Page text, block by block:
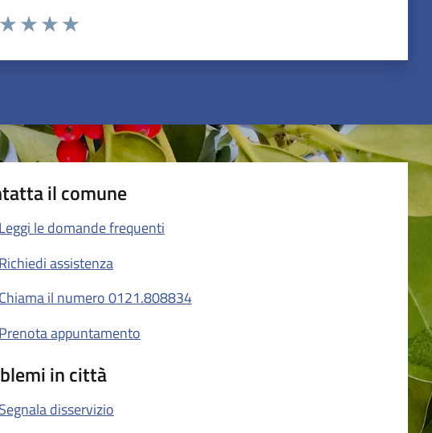
da 1 a 5 stelle la pagina
il comune
Leggi le domande frequenti
Richiedi assistenza
Chiama il numero 0121.808834
Prenota appuntamento
in città
Segnala disservizio